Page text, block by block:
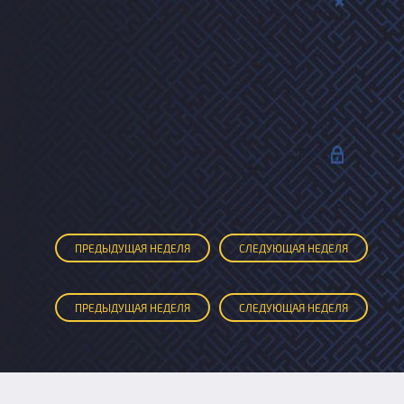
ПРЕДЫДУЩАЯ НЕДЕЛЯ СЛЕДУЮЩАЯ НЕДЕЛЯ
ПРЕДЫДУЩАЯ НЕДЕЛЯ СЛЕДУЮЩАЯ НЕДЕЛЯ